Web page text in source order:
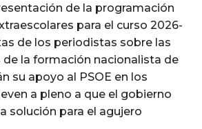
de la programación
para el curso 2026-
de los periodistas sobre las
la formación nacionalista de
su apoyo al PSOE en los
a pleno a que el gobierno
solución para el agujero